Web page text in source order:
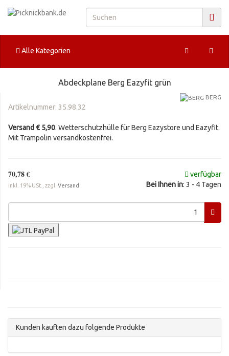
Alle Kategorien
Abdeckplane Berg Eazyfit grün
BERG
Artikelnummer: 35.98.32
Versand € 5,90. Wetterschutzhülle für Berg Eazystore und Eazyfit.
Mit Trampolin versandkostenfrei.
70,78 €
inkl. 19% USt., zzgl. Versand
verfügbar
Bei Ihnen in: 3 - 4 Tagen
Kunden kauften dazu folgende Produkte